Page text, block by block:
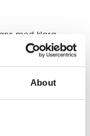
About
med klara